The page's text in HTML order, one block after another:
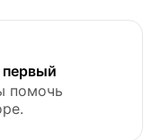
первый
помочь